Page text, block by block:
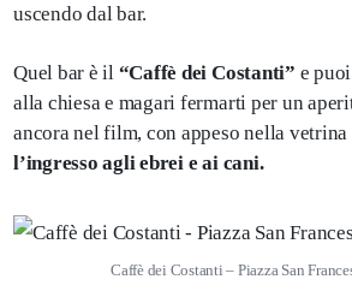
uscendo dal bar.
Quel bar è il “Caffè dei Costanti” e
alla chiesa e magari fermarti per un
ancora nel film, con appeso nella
l’ingresso agli ebrei e ai cani.
Caffè dei Costanti – Piazza San